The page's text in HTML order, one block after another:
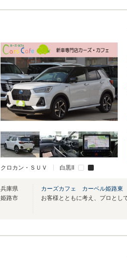
クロカン・ＳＵＶ 白黒II
兵庫県
姫路市
カーズカフェ カーベル姫路東
お客様とともに考え、プロとし